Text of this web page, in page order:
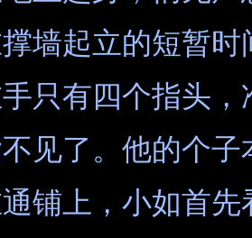
墙起立的短暂时
只有四个指头，
见了。他的个子
铺上，小如首